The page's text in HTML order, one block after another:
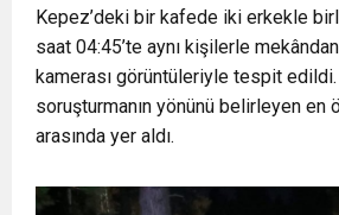
Kepez’deki bir kafede iki erkekle
saat 04:45’te aynı kişilerle
kamerası görüntüleriyle tespit
soruşturmanın yönünü belirleyen en
arasında yer aldı.